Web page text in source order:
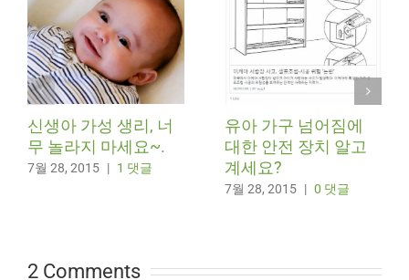
신생아 가성 생리, 너
무 놀라지 마세요~.
7월 28, 2015 | 1 댓글
유아 가구 넘어짐에
대한 안전 장치 알고
계세요?
7월 28, 2015 | 0 댓글
2 Comments